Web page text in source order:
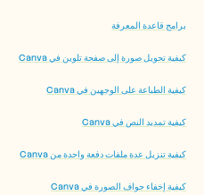
برامج قاعدة المعرفة
كيفية تحويل صورة إلى صفحة تلوين في Canva
كيفية الطباعة على الوجهين في Canva
كيفية تمديد النص في Canva
كيفية تنزيل عدة ملفات دفعة واحدة من Canva
كيفية إخفاء حواف الصورة في Canva